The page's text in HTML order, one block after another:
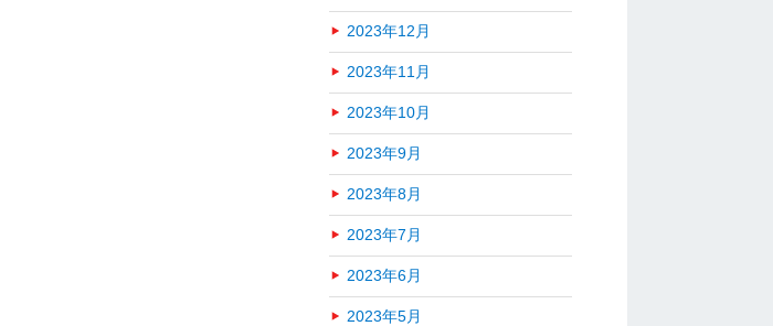
2023年12月
2023年11月
2023年10月
2023年9月
2023年8月
2023年7月
2023年6月
2023年5月